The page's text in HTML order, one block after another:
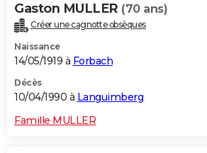
Gaston MULLER (70 ans)
Créer une cagnotte obsèques
Naissance
14/05/1919 à Forbach
Décès
10/04/1990 à Languimberg
Famille MULLER